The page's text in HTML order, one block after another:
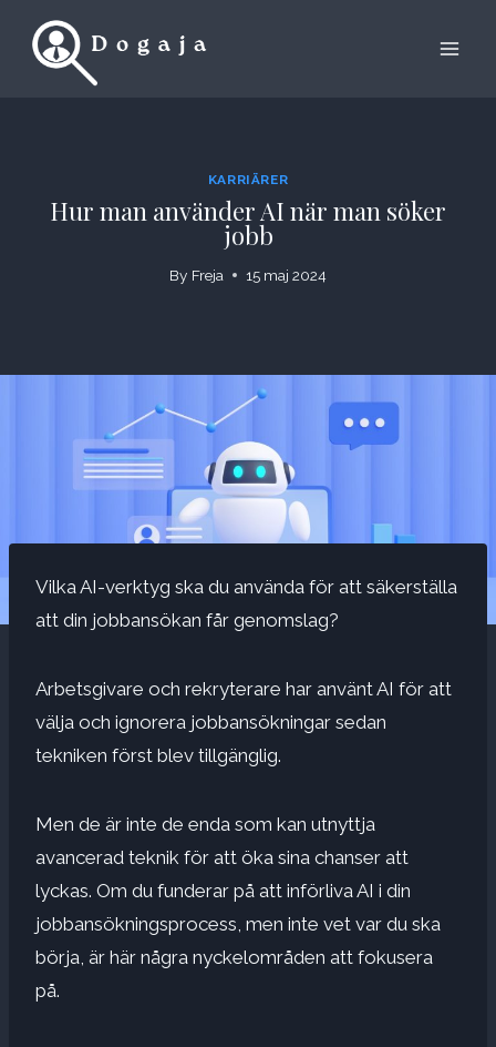
KARRIÄRER
Hur man använder AI när man söker
jobb
By Freja 15 maj 2024
Vilka AI-verktyg ska du använda för att säkerställa
att din jobbansökan får genomslag?
Arbetsgivare och rekryterare har använt AI för att
välja och ignorera jobbansökningar sedan
tekniken först blev tillgänglig.
Men de är inte de enda som kan utnyttja
avancerad teknik för att öka sina chanser att
lyckas. Om du funderar på att införliva AI i din
jobbansökningsprocess, men inte vet var du ska
börja, är här några nyckelområden att fokusera
på.